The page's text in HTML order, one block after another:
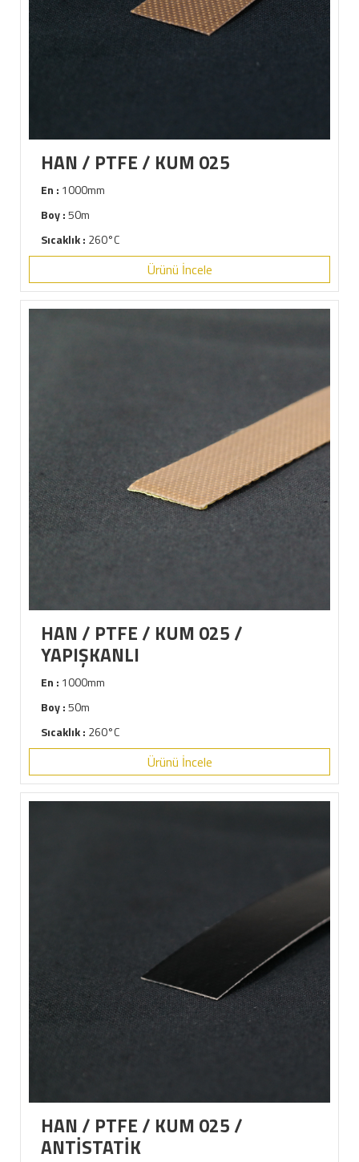
HAN / PTFE / KUM 025
En : 1000mm
Boy :50m
Sıcaklık : 260°C
Ürünü İncele
HAN / PTFE / KUM 025 /
YAPIŞKANLI
En : 1000mm
Boy :50m
Sıcaklık : 260°C
Ürünü İncele
HAN / PTFE / KUM 025 /
ANTİSTATİK